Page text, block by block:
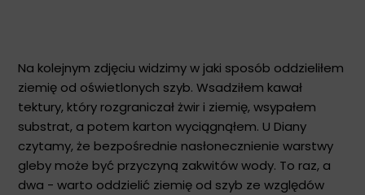
Na kolejnym zdjęciu widzimy w jaki sposób oddzieliłem
ziemię od oświetlonych szyb. Wsadziłem kawał
tektury, który rozgraniczał żwir i ziemię, wsypałem
substrat, a potem karton wyciągnąłem. U Diany
czytamy, że bezpośrednie nasłonecznienie warstwy
gleby może być przyczyną zakwitów wody. To raz, a
dwa - warto oddzielić ziemię od szyb ze względów